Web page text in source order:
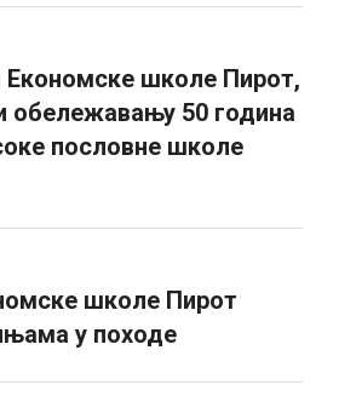
Економске школе Пирот,
обележавању 50 година
пословне школе
школе Пирот
у походе